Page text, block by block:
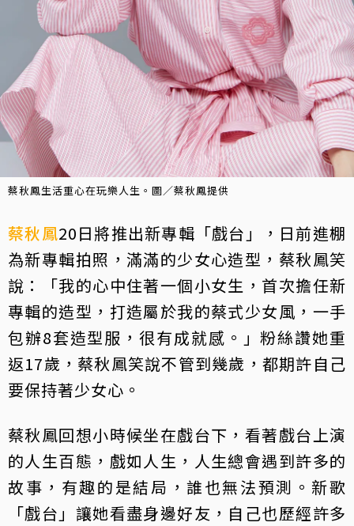
蔡秋鳳生活重心在玩樂人生。圖／蔡秋鳳提供
蔡秋鳳20日將推出新專輯「戲台」，日前進棚
為新專輯拍照，滿滿的少女心造型，蔡秋鳳笑
說：「我的心中住著一個小女生，首次擔任新
專輯的造型，打造屬於我的蔡式少女風，一手
包辦8套造型服，很有成就感。」粉絲讚她重
返17歲，蔡秋鳳笑說不管到幾歲，都期許自己
要保持著少女心。
蔡秋鳳回想小時候坐在戲台下，看著戲台上演
的人生百態，戲如人生，人生總會遇到許多的
故事，有趣的是結局，誰也無法預測。新歌
「戲台」讓她看盡身邊好友，自己也歷經許多